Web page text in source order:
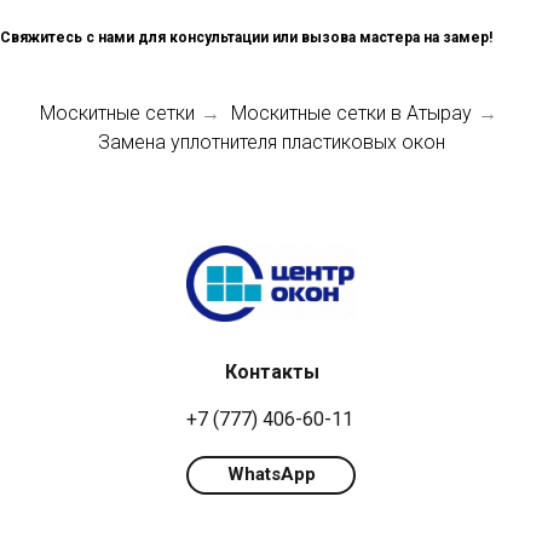
Свяжитесь с нами для консультации или вызова мастера на замер!
Москитные сетки → Москитные сетки в Атырау →
Замена уплотнителя пластиковых окон
+7 (777) 406-60-11
Контакты
WhatsApp